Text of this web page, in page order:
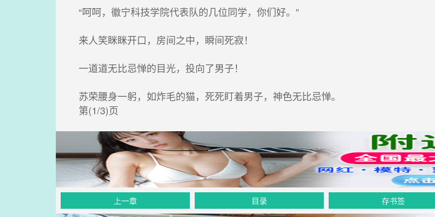
“呵呵，徽宁科技学院代表队的几位同学，你们好。”
来人笑眯眯开口，房间之中，瞬间死寂！
一道道无比忌惮的目光，投向了男子！
苏荣腰身一躬，如炸毛的猫，死死盯着男子，神色无比忌惮。
第(1/3)页
上一章 目录 存书签